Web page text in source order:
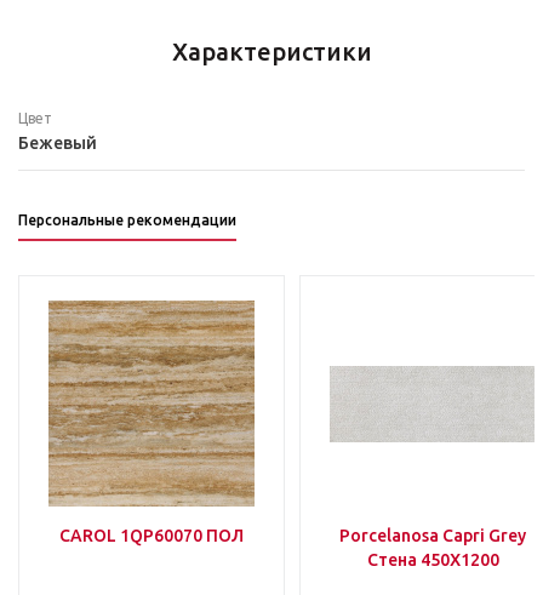
Характеристики
Цвет
Бежевый
Персональные рекомендации
CAROL 1QP60070 ПОЛ
Porcelanosa Capri Grey
Стена 450Х1200